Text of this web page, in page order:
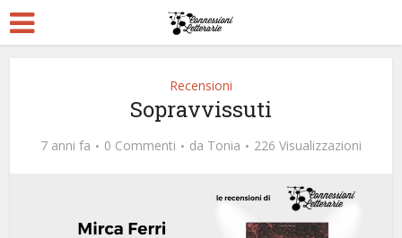
Recensioni
Sopravvissuti
7 anni fa 0 Commenti da Tonia 226 Visualizzazioni